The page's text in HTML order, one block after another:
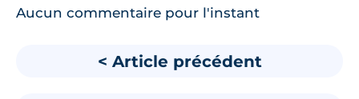
Aucun commentaire pour l'instant
< Article précédent